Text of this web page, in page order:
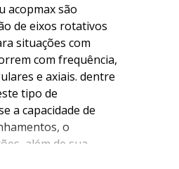
acopmax são
de eixos rotativos
situações com
com frequência,
e axiais. dentre
tipo de
a capacidade de
o
além de sua
de